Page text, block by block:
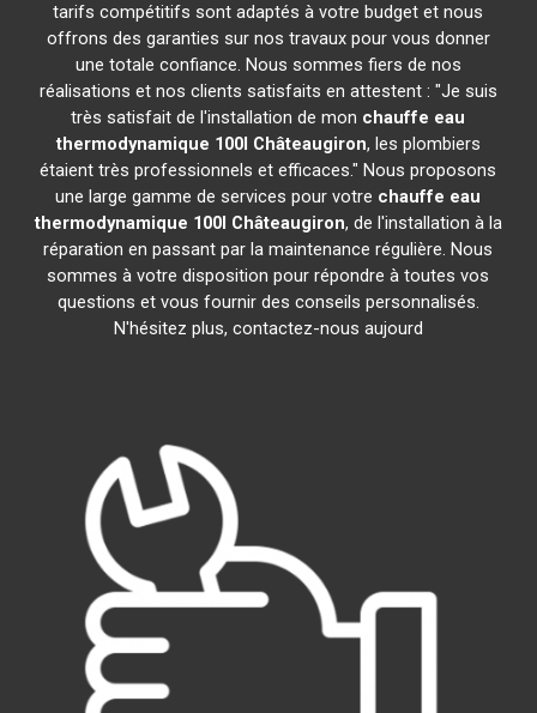
tarifs compétitifs sont adaptés à votre budget et nous
offrons des garanties sur nos travaux pour vous donner
une totale confiance. Nous sommes fiers de nos
réalisations et nos clients satisfaits en attestent : "Je suis
très satisfait de l'installation de mon chauffe eau
thermodynamique 100l Châteaugiron, les plombiers
étaient très professionnels et efficaces." Nous proposons
une large gamme de services pour votre chauffe eau
thermodynamique 100l Châteaugiron, de l'installation à la
réparation en passant par la maintenance régulière. Nous
sommes à votre disposition pour répondre à toutes vos
questions et vous fournir des conseils personnalisés.
N'hésitez plus, contactez-nous aujourd